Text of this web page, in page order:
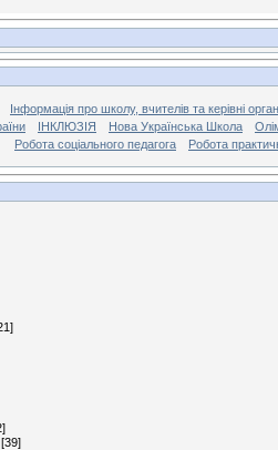
Інформація про школу, вчителів та керівні
ІНКЛЮЗІЯ Нова Українська Школа
Робота соціального педагога
Робота
[39]